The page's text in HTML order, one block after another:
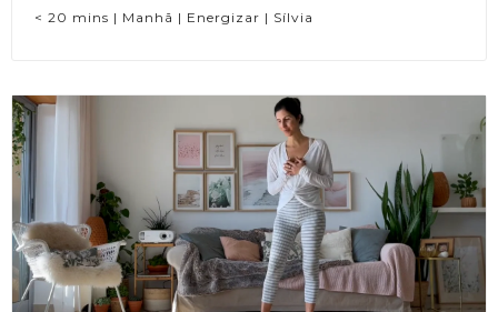
< 20 mins | Manhã | Energizar | Sílvia